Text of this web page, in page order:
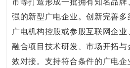
强的新型广电企业。创新完善
广电机构控股或参股互联网企
融合项目技术研发、市场开拓
效对接。支持符合条件的广电